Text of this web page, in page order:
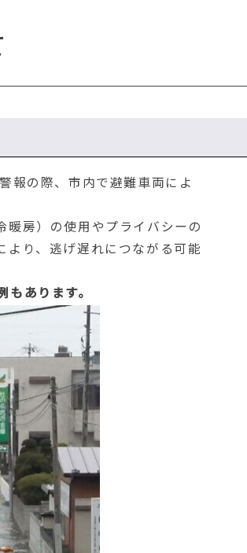
報の際、市内で避難車両によ
房）の使用やプライバシーの
り、逃げ遅れにつながる可能
あります。